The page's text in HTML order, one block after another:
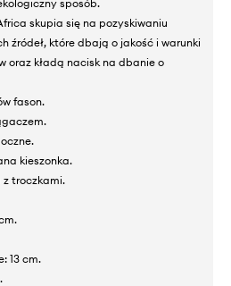
sposób.
skupia się na pozyskiwaniu
źródeł, które dbają o jakość i warunki
oraz kładą nacisk na dbanie o
fason.
kieszonka.
troczkami.
13 cm.